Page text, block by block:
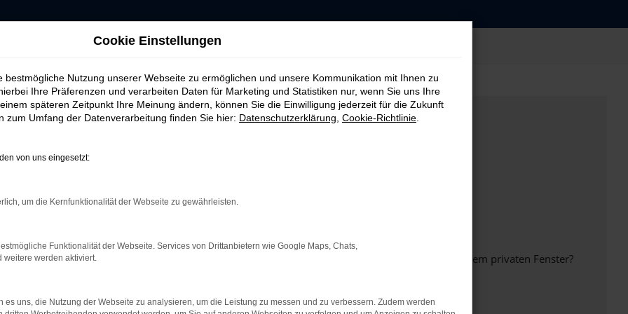
bestimmter Seiten verhindern. Funktioniert die Seite in einem anderen Browser oder in einem privaten Fenster?
beheben.
Cookie Einstellungen
bestmögliche Nutzung unserer Webseite zu ermöglichen und unsere Kommunikation mit Ihnen zu
Ihre Präferenzen und verarbeiten Daten für Marketing und Statistiken nur, wenn Sie uns Ihre
späteren Zeitpunkt Ihre Meinung ändern, können Sie die Einwilligung jederzeit für die Zukunft
zum Umfang der Datenverarbeitung finden Sie hier: Datenschutzerklärung Cookie-Richtlinie
von uns eingesetzt:
um die Kernfunktionalität der Webseite zu gewährleisten.
Funktionalität der Webseite. Services von Drittanbietern wie Google Maps, Chats,
weitere werden aktiviert.
es uns, die Nutzung der Webseite zu analysieren, um die Leistung zu messen und zu verbessern. Zudem werden